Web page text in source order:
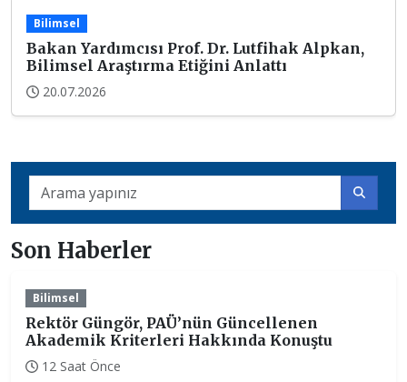
Bilimsel
Bakan Yardımcısı Prof. Dr. Lutfihak Alpkan,
Bilimsel Araştırma Etiğini Anlattı
20.07.2026
Son Haberler
Bilimsel
Rektör Güngör, PAÜ’nün Güncellenen
Akademik Kriterleri Hakkında Konuştu
12 Saat Önce